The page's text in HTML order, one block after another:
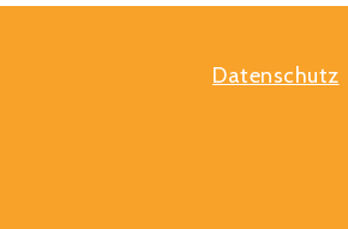
Datenschutz